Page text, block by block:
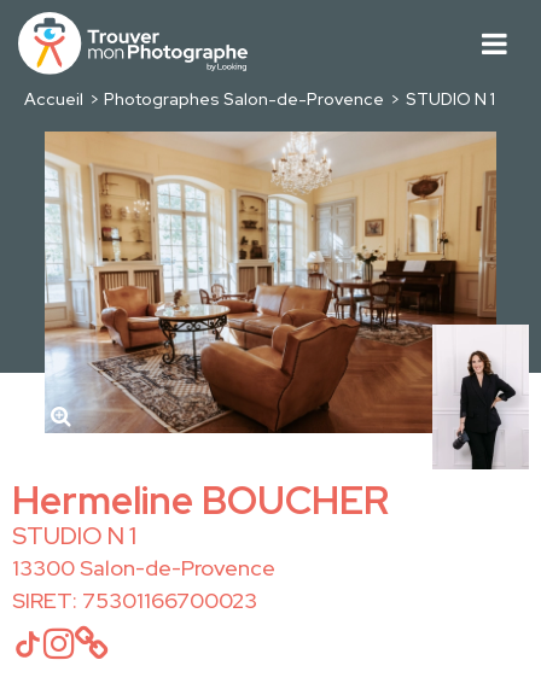
Accueil Photographes Salon-de-Provence STUDIO N 1
Hermeline BOUCHER
STUDIO N 1
13300 Salon-de-Provence
SIRET: 75301166700023